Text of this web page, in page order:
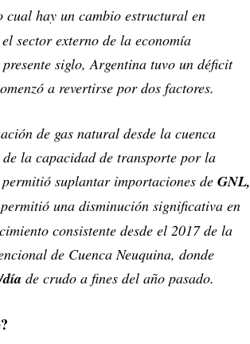
cual hay un cambio estructural en
sector externo de la economía
siglo, Argentina tuvo un déficit
a revertirse por dos factores.
de gas natural desde la cuenca
la capacidad de transporte por la
suplantar importaciones de GNL,
una disminución significativa en
consistente desde el 2017 de la
de Cuenca Neuquina, donde
de crudo a fines del año pasado.